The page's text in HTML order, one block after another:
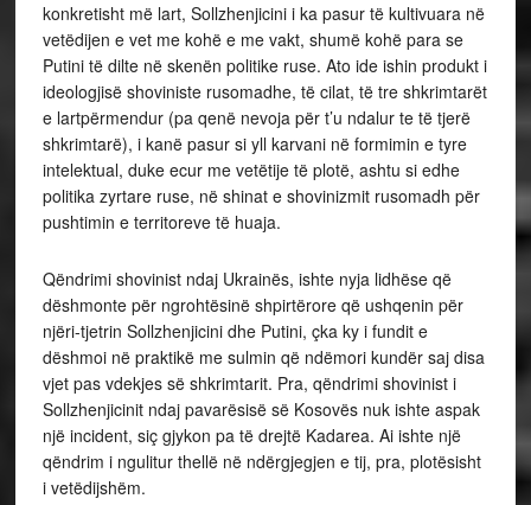
konkretisht më lart, Sollzhenjicini i ka pasur të kultivuara në
vetëdijen e vet me kohë e me vakt, shumë kohë para se
Putini të dilte në skenën politike ruse. Ato ide ishin produkt i
ideologjisë shoviniste rusomadhe, të cilat, të tre shkrimtarët
e lartpërmendur (pa qenë nevoja për t’u ndalur te të tjerë
shkrimtarë), i kanë pasur si yll karvani në formimin e tyre
intelektual, duke ecur me vetëtije të plotë, ashtu si edhe
politika zyrtare ruse, në shinat e shovinizmit rusomadh për
pushtimin e territoreve të huaja.
Qëndrimi shovinist ndaj Ukrainës, ishte nyja lidhëse që
dëshmonte për ngrohtësinë shpirtërore që ushqenin për
njëri-tjetrin Sollzhenjicini dhe Putini, çka ky i fundit e
dëshmoi në praktikë me sulmin që ndëmori kundër saj disa
vjet pas vdekjes së shkrimtarit. Pra, qëndrimi shovinist i
Sollzhenjicinit ndaj pavarësisë së Kosovës nuk ishte aspak
një incident, siç gjykon pa të drejtë Kadarea. Ai ishte një
qëndrim i ngulitur thellë në ndërgjegjen e tij, pra, plotësisht
i vetëdijshëm.